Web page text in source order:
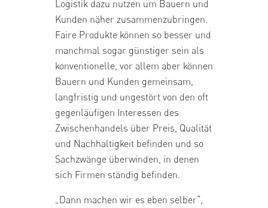
Logistik dazu nutzen um Bauern und
Kunden näher zusammenzubringen.
Faire Produkte können so besser und
manchmal sogar günstiger sein als
konventionelle, vor allem aber können
Bauern und Kunden gemeinsam,
langfristig und ungestört von den oft
gegenläufigen Interessen des
Zwischenhandels über Preis, Qualität
und Nachhaltigkeit befinden und so
Sachzwänge überwinden, in denen
sich Firmen ständig befinden.
„Dann machen wir es eben selber“,